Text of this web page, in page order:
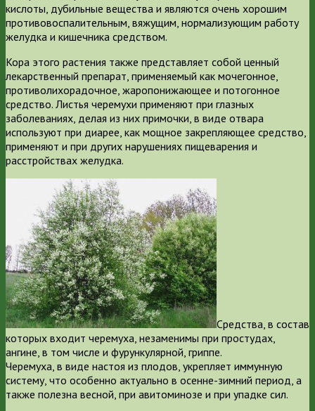
кислоты, дубильные вещества и являются очень хорошим
противовоспалительным, вяжущим, нормализующим работу
желудка и кишечника средством.
Кора этого растения также представляет собой ценный
лекарственный препарат, применяемый как мочегонное,
противолихорадочное, жаропонижающее и потогонное
средство. Листья черемухи применяют при глазных
заболеваниях, делая из них примочки, в виде отвара
используют при диарее, как мощное закрепляющее средство,
применяют и при других нарушениях пищеварения и
расстройствах желудка.
Средства, в состав
которых входит черемуха, незаменимы при простудах,
ангине, в том числе и фурункулярной, гриппе.
Черемуха, в виде настоя из плодов, укрепляет иммунную
систему, что особенно актуально в осенне-зимний период, а
также полезна весной, при авитоминозе и при упадке сил.